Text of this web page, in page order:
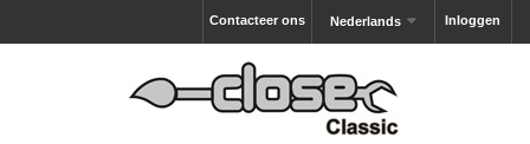
Inloggen
Nederlands
Contacteer ons